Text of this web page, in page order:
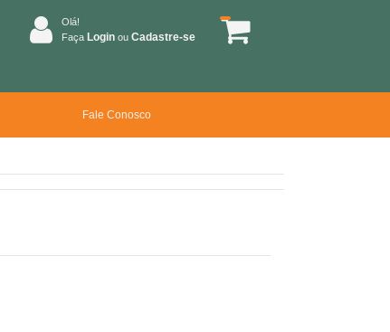
Olá!
Faça Login ou Cadastre-se
Fale Conosco